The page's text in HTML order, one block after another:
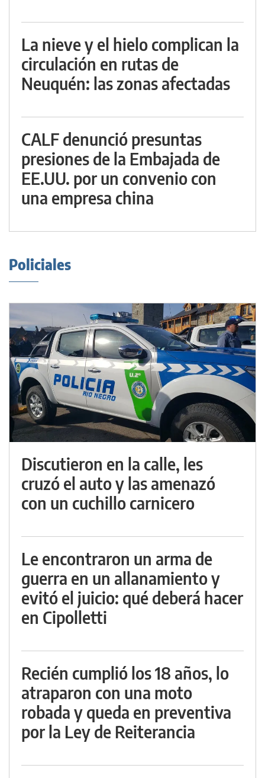
La nieve y el hielo complican la
circulación en rutas de
Neuquén: las zonas afectadas
CALF denunció presuntas
presiones de la Embajada de
EE.UU. por un convenio con
una empresa china
Policiales
Discutieron en la calle, les
cruzó el auto y las amenazó
con un cuchillo carnicero
Le encontraron un arma de
guerra en un allanamiento y
evitó el juicio: qué deberá hacer
en Cipolletti
Recién cumplió los 18 años, lo
atraparon con una moto
robada y queda en preventiva
por la Ley de Reiterancia